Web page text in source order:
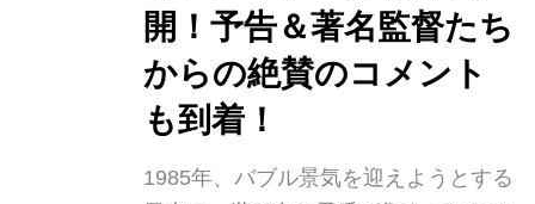
開！予告＆著名監督たち
からの絶賛のコメント
も到着！
1985年、バブル景気を迎えようとする